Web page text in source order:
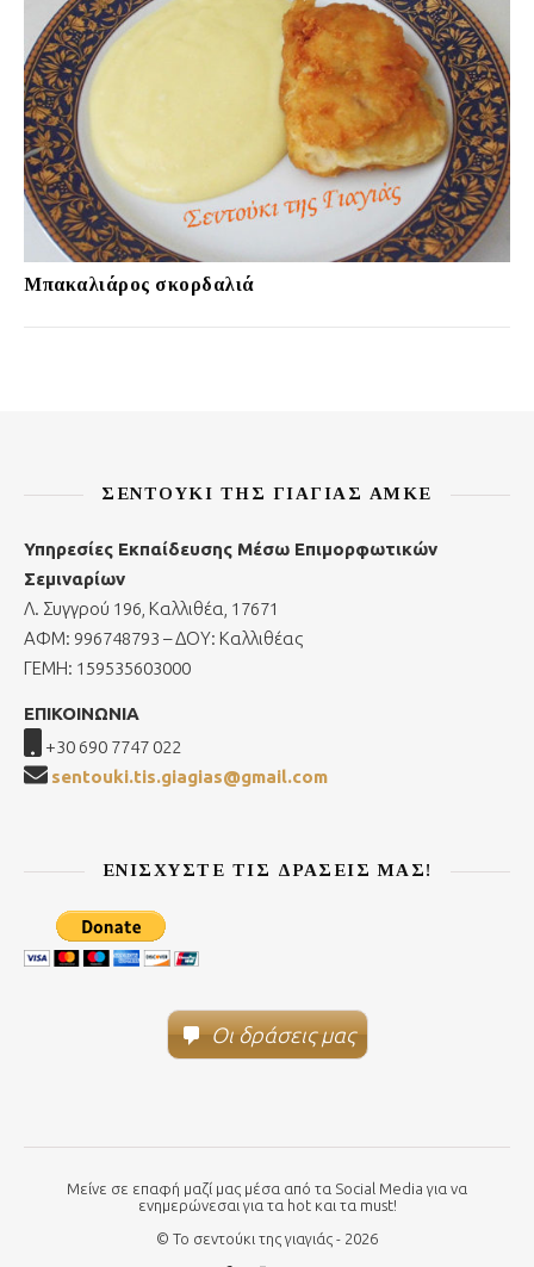
Μπακαλιάρος σκορδαλιά
ΣΕΝΤΟΎΚΙ ΤΗΣ ΓΙΑΓΙΆΣ ΑΜΚΕ
Υπηρεσίες Εκπαίδευσης Μέσω Επιμορφωτικών
Σεμιναρίων
Λ. Συγγρού 196, Καλλιθέα, 17671
ΑΦΜ: 996748793 – ΔΟΥ: Καλλιθέας
ΓΕΜΗ: 159535603000
ΕΠΙΚΟΙΝΩΝΙΑ
+30 690 7747 022
sentouki.tis.giagias@gmail.com
ΕΝΙΣΧΎΣΤΕ ΤΙΣ ΔΡΆΣΕΙΣ ΜΑΣ!
Οι δράσεις μας
Μείνε σε επαφή μαζί μας μέσα από τα Social Media για να
ενημερώνεσαι για τα hot και τα must!
© Το σεντούκι της γιαγιάς - 2026